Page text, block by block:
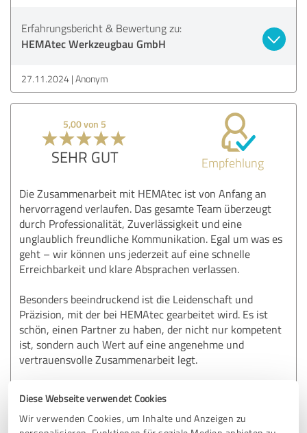
Diese Webseite verwendet Cookies
Wir verwenden Cookies, um Inhalte und Anzeigen zu
Erfahrungsbericht & Bewertung zu:
HEMAtec Werkzeugbau GmbH
27.11.2024 Anonym
5,00 von 5
SEHR GUT Empfehlung
Die Zusammenarbeit mit HEMAtec ist von Anfang an
hervorragend verlaufen. Das gesamte Team überzeugt
durch Professionalität, Zuverlässigkeit und eine
unglaublich freundliche Kommunikation. Egal um was es
geht – wir können uns jederzeit auf eine schnelle
Erreichbarkeit und klare Absprachen verlassen.
Besonders beeindruckend ist die Leidenschaft und
Präzision, mit der bei HEMAtec gearbeitet wird. Es ist
schön, einen Partner zu haben, der nicht nur kompetent
ist, sondern auch Wert auf eine angenehme und
vertrauensvolle Zusammenarbeit legt.
nächsten gemeinsamen Projekte.